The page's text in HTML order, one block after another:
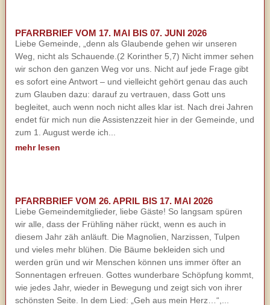
PFARRBRIEF VOM 17. MAI BIS 07. JUNI 2026
Liebe Gemeinde, „denn als Glaubende gehen wir unseren
Weg, nicht als Schauende.(2 Korinther 5,7) Nicht immer sehen
wir schon den ganzen Weg vor uns. Nicht auf jede Frage gibt
es sofort eine Antwort – und vielleicht gehört genau das auch
zum Glauben dazu: darauf zu vertrauen, dass Gott uns
begleitet, auch wenn noch nicht alles klar ist. Nach drei Jahren
endet für mich nun die Assistenzzeit hier in der Gemeinde, und
zum 1. August werde ich...
mehr lesen
PFARRBRIEF VOM 26. APRIL BIS 17. MAI 2026
Liebe Gemeindemitglieder, liebe Gäste! So langsam spüren
wir alle, dass der Frühling näher rückt, wenn es auch in
diesem Jahr zäh anläuft. Die Magnolien, Narzissen, Tulpen
und vieles mehr blühen. Die Bäume bekleiden sich und
werden grün und wir Menschen können uns immer öfter an
Sonnentagen erfreuen. Gottes wunderbare Schöpfung kommt,
wie jedes Jahr, wieder in Bewegung und zeigt sich von ihrer
schönsten Seite. In dem Lied: „Geh aus mein Herz…“,...